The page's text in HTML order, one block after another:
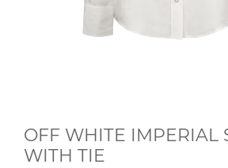
OFF WHITE IMPERIAL
WITH TIE